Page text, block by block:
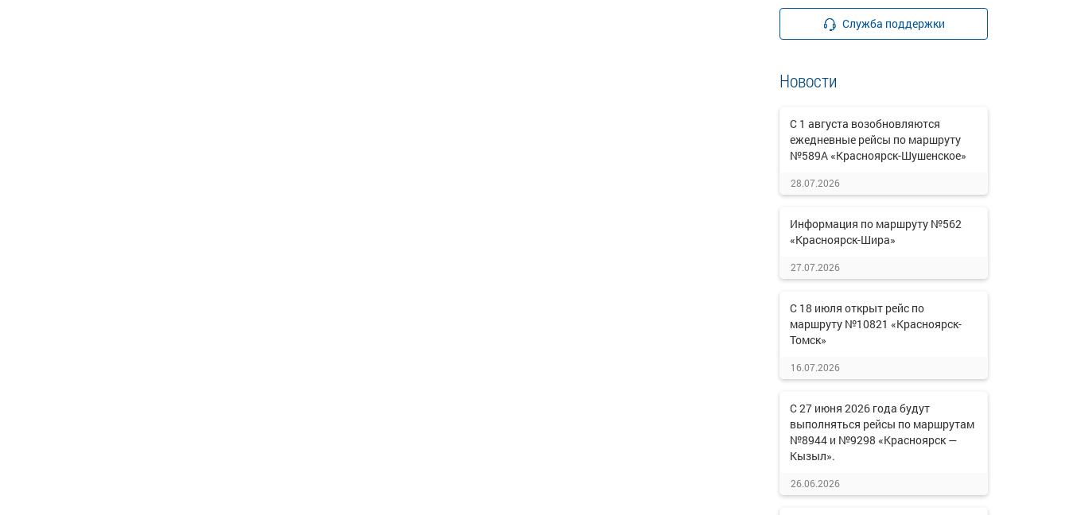
Служба поддержки
Новости
С 1 августа возобновляются
ежедневные рейсы по маршруту
№589А «Красноярск-Шушенское»
28.07.2026
Информация по маршруту №562
«Красноярск-Шира»
27.07.2026
С 18 июля открыт рейс по
маршруту №10821 «Красноярск-
Томск»
16.07.2026
С 27 июня 2026 года будут
выполняться рейсы по маршрутам
№8944 и №9298 «Красноярск —
Кызыл».
26.06.2026